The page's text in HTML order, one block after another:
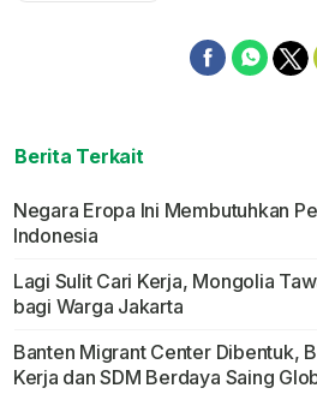
Berita Terkait
Negara Eropa Ini Membutuhkan
Indonesia
Lagi Sulit Cari Kerja, Mongolia
bagi Warga Jakarta
Banten Migrant Center Dibentuk,
Kerja dan SDM Berdaya Saing